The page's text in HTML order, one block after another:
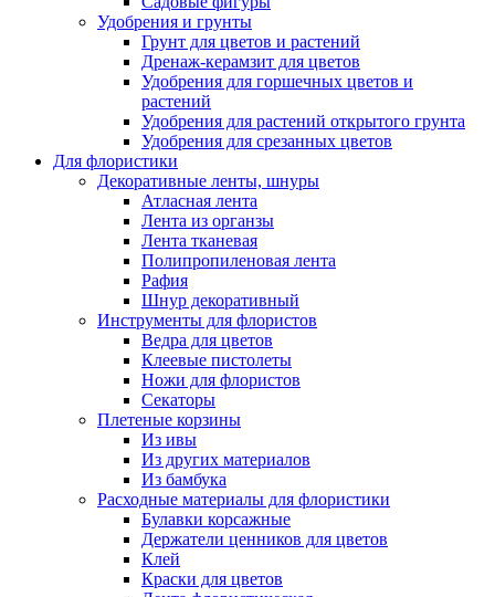
Удобрения и грунты
Грунт для цветов и растений
Дренаж-керамзит для цветов
Удобрения для горшечных цветов и
растений
Удобрения для растений открытого грунта
Удобрения для срезанных цветов
Для флористики
Декоративные ленты, шнуры
Атласная лента
Лента из органзы
Лента тканевая
Полипропиленовая лента
Рафия
Шнур декоративный
Инструменты для флористов
Ведра для цветов
Клеевые пистолеты
Ножи для флористов
Секаторы
Плетеные корзины
Из ивы
Из других материалов
Из бамбука
Расходные материалы для флористики
Булавки корсажные
Держатели ценников для цветов
Клей
Краски для цветов